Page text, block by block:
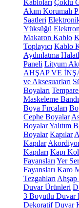
Kabloları Çoklu
Akım Korumalı
Saatleri
Yüksüğü
Makaron Kablo
Toplayıcı Kablo
Aydınlatma
Paneli Lityum
AHŞAP VE
ve Aksesuarları
Boyaları
Maskeleme Bandı
Boya Fırçaları
Cephe Boyalar
BoyalarYalıtım
Boyalar Kapılar
Kapılar
Kapıları Kapı
Fayansları Yer
Fayansları Karo
Tezgahları Ahşap
Duvar Ürünleri
3 Boyutlu Duvar
Dekoratif Duvar